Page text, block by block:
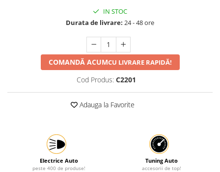
Scule Pneumatice
Suport motocicleta
Tunuri de caldura si aeroteme
Utilaje constructie
IN STOC
Durata de livrare: 24 - 48 ore
COMANDĂ ACUMCU LIVRARE RAPIDĂ!
Cod Produs: C2201
Adauga la Favorite
Electrice Auto
peste 400 de produse!
Tuning Auto
accesorii de top!